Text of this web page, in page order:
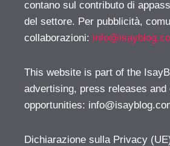
contano sul contributo di
del settore. Per pubblicità,
collaborazioni:
This website is part of the
advertising, press releases and
opportunities:
Dichiarazione sulla Privacy